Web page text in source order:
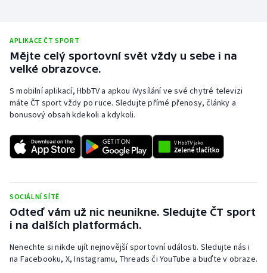
APLIKACE ČT SPORT
Mějte celý sportovní svět vždy u sebe i na
velké obrazovce.
S mobilní aplikací, HbbTV a apkou iVysílání ve své chytré televizi
máte ČT sport vždy po ruce. Sledujte přímé přenosy, články a
bonusový obsah kdekoli a kdykoli.
SOCIÁLNÍ SÍTĚ
Odteď vám už nic neunikne. Sledujte ČT sport
i na dalších platformách.
Nenechte si nikde ujít nejnovější sportovní události. Sledujte nás i
na Facebooku, X, Instagramu, Threads či YouTube a buďte v obraze.